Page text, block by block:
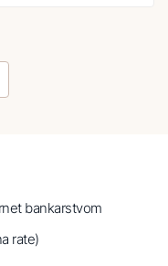
bankarstvom
rate)